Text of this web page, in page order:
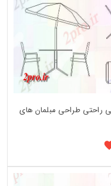
راحتی طراحی مبلمان های